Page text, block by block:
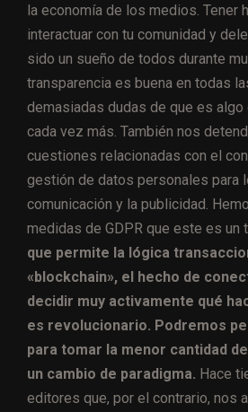
la economía de los medios. Tener
interactuar con tu comunidad y
sido un sueño de todos durante
transparencia es buena en todas
demasiadas dudas de que es
cada vez más. También nos
cuestiones relacionadas con el
gestión de datos personales para
comunicación y la publicidad.
medidas de GDPR que este es un
que permite la lógica
«blockchain», el hecho de
decidir muy activamente qué
es revolucionario. Podremos
para tomar la menor cantidad
un cambio de paradigma. Hace
editores que, por el contrario, nos